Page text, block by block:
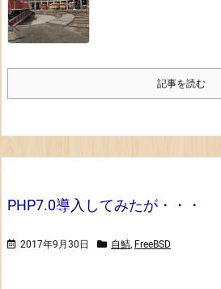
記事を読む
PHP7.0導入してみたが・・・
2017年9月30日 自鯖, FreeBSD